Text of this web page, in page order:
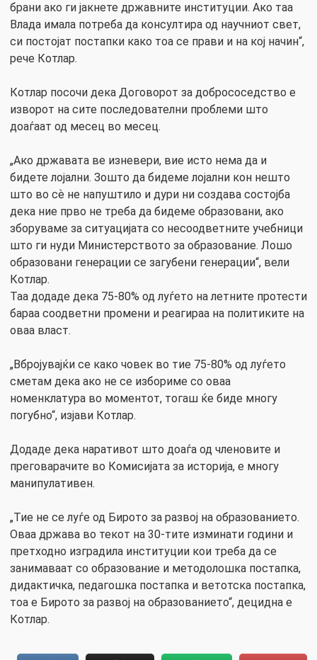
брани ако ги јакнете државните институции. Ако таа
Влада имала потреба да консултира од научниот свет,
си постојат постапки како тоа се прави и на кој начин“,
рече Котлар.
Котлар посочи дека Договорот за добрососедство е
изворот на сите последователни проблеми што
доаѓаат од месец во месец.
„Ако државата ве изневери, вие исто нема да и
бидете лојални. Зошто да бидеме лојални кон нешто
што во сѐ не напуштило и дури ни создава состојба
дека ние прво не треба да бидеме образовани, ако
зборуваме за ситуацијата со несоодветните учебници
што ги нуди Министерството за образование. Лошо
образовани генерации се загубени генерации“, вели
Котлар.
Таа додаде дека 75-80% од луѓето на летните протести
бараа соодветни промени и реагираа на политиките на
оваа власт.
„Вбројувајќи се како човек во тие 75-80% од луѓето
сметам дека ако не се избориме со оваа
номенклатура во моментот, тогаш ќе биде многу
погубно“, изјави Котлар.
Додаде дека наративот што доаѓа од членовите и
преговарачите во Комисијата за историја, е многу
манипулативен.
„Тие не се луѓе од Бирото за развој на образованието.
Оваа држава во текот на 30-тите изминати години и
претходно изградила институции кои треба да се
занимаваат со образование и методолошка постапка,
дидактичка, педагошка постапка и ветотска постапка,
тоа е Бирото за развој на образованието“, децидна е
Котлар.